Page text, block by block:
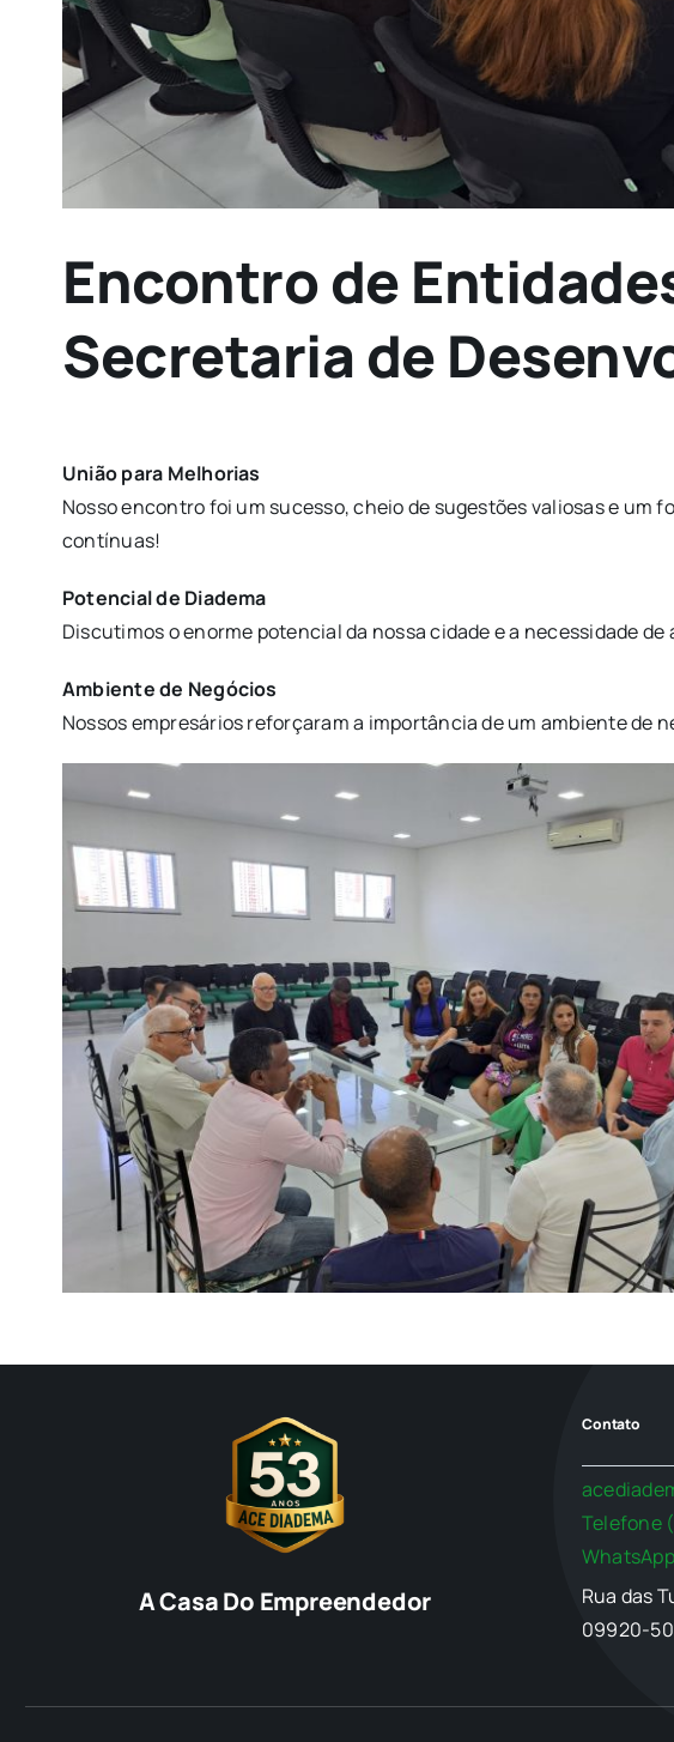
Encontro de
Secretaria de
União para Melhorias
Nosso encontro foi um sucesso, cheio de sugestões valiosas e um
contínuas!
Potencial de Diadema
Discutimos o enorme potencial da nossa cidade e a necessidade
Ambiente de Negócios
Nossos empresários reforçaram a importância de um ambiente de
A Casa Do Empreendedor
Contato
Telefone
Rua das
09920-